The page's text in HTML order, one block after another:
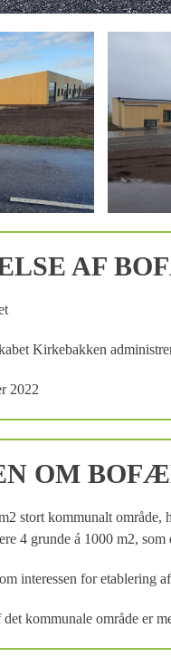
AF
Kirkebakken
2022
OM
stort kommunalt
4 grunde á 1000
interessen for etablering
det kommunale område er